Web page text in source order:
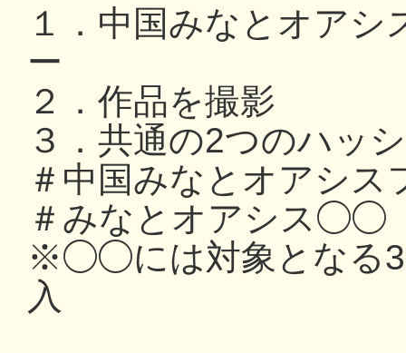
１．中国みなとオアシ
ー
２．作品を撮影
３．共通の2つのハッ
＃中国みなとオアシ
＃みなとオアシス◯◯
※◯◯には対象となる
入